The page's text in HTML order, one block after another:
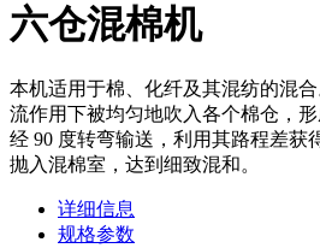
六仓混棉机
本机适用于棉、化纤及其混纺的混
流作用下被均匀地吹入各个棉仓，
经 90 度转弯输送，利用其路程差获
抛入混棉室，达到细致混和。
详细信息
规格参数